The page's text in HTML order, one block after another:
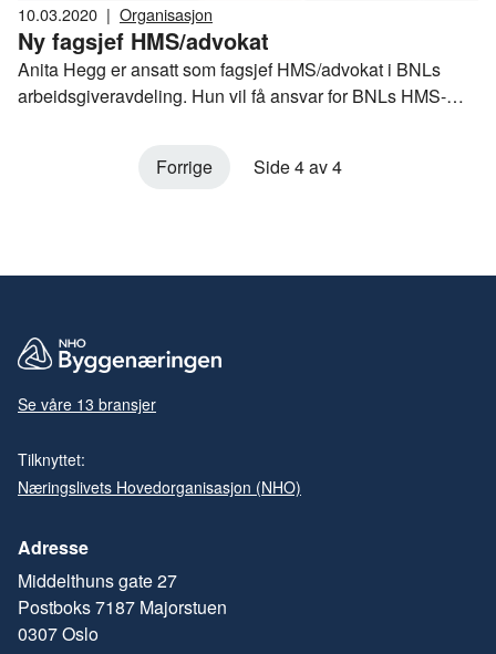
10.03.2020 | Organisasjon
Ny fagsjef HMS/advokat
Anita Hegg er ansatt som fagsjef HMS/advokat i BNLs
arbeidsgiveravdeling. Hun vil få ansvar for BNLs HMS-
Forrige Side 4 av 4
Se våre 13 bransjer
Tilknyttet:
Næringslivets Hovedorganisasjon (NHO)
Adresse
Middelthuns gate 27
Postboks 7187 Majorstuen
0307 Oslo